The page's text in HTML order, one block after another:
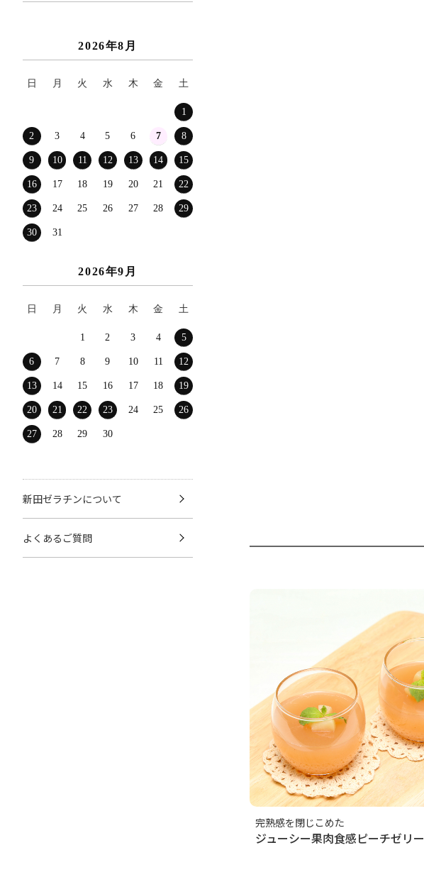
2026年8月
日 月 火 水 木 金 土
1
2 3 4 5 6 7 8
9 10 11 12 13 14 15
16 17 18 19 20 21 22
23 24 25 26 27 28 29
30 31
2026年9月
日 月 火 水 木 金 土
1 2 3 4 5
6 7 8 9 10 11 12
13 14 15 16 17 18 19
20 21 22 23 24 25 26
27 28 29 30
新田ゼラチンについて
よくあるご質問
完熟感を閉じこめた
ジューシー果肉食感ピーチゼリー